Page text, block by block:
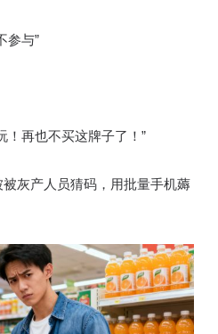
参与”
！再也不买这牌子了！”
灰产人员猜码，用批量手机薅